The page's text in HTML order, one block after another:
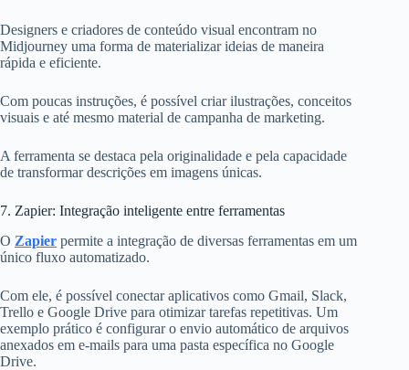
Designers e criadores de conteúdo visual encontram no
Midjourney uma forma de materializar ideias de maneira
rápida e eficiente.
Com poucas instruções, é possível criar ilustrações, conceitos
visuais e até mesmo material de campanha de marketing.
A ferramenta se destaca pela originalidade e pela capacidade
de transformar descrições em imagens únicas.
7. Zapier: Integração inteligente entre ferramentas
O Zapier permite a integração de diversas ferramentas em um
único fluxo automatizado.
Com ele, é possível conectar aplicativos como Gmail, Slack,
Trello e Google Drive para otimizar tarefas repetitivas. Um
exemplo prático é configurar o envio automático de arquivos
anexados em e-mails para uma pasta específica no Google
Drive.